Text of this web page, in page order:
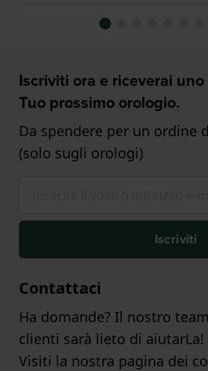
Iscriviti ora e riceverai
Tuo prossimo orologio.
Da spendere per un ordine
(solo sugli orologi)
Iscriviti
Contattaci
Ha domande? Il nostro
clienti sarà lieto di aiutarLa!
Visiti la nostra pagina dei